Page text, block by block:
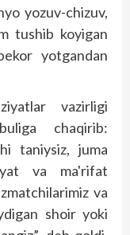
yozuv-chizuv,
tushib koyigan
yotgandan
vazirligi
chaqirib:
taniysiz, juma
va ma'rifat
va
shoir yoki